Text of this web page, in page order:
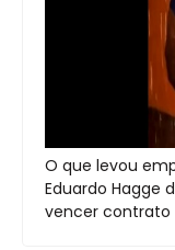
O que levou
Eduardo Hagge
vencer contrato